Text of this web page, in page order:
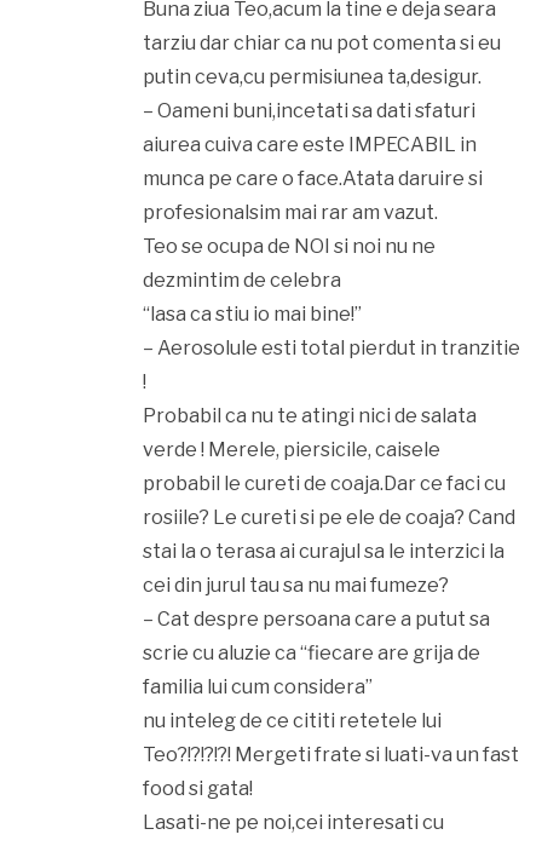
Buna ziua Teo,acum la tine e deja seara
tarziu dar chiar ca nu pot comenta si eu
putin ceva,cu permisiunea ta,desigur.
– Oameni buni,incetati sa dati sfaturi
aiurea cuiva care este IMPECABIL in
munca pe care o face.Atata daruire si
profesionalsim mai rar am vazut.
Teo se ocupa de NOI si noi nu ne
dezmintim de celebra
“lasa ca stiu io mai bine!”
– Aerosolule esti total pierdut in tranzitie
!
Probabil ca nu te atingi nici de salata
verde ! Merele, piersicile, caisele
probabil le cureti de coaja.Dar ce faci cu
rosiile? Le cureti si pe ele de coaja? Cand
stai la o terasa ai curajul sa le interzici la
cei din jurul tau sa nu mai fumeze?
– Cat despre persoana care a putut sa
scrie cu aluzie ca “fiecare are grija de
familia lui cum considera”
nu inteleg de ce cititi retetele lui
Teo?!?!?!?! Mergeti frate si luati-va un fast
food si gata!
Lasati-ne pe noi,cei interesati cu